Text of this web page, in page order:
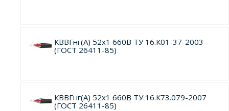
КВВГнг(А) 52х1 660В ТУ 16.К01-37-2003
(ГОСТ 26411-85)
КВВГнг(А) 52х1 660В ТУ 16.К73.079-2007
(ГОСТ 26411-85)